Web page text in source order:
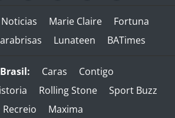
Noticias Marie Claire
Fortuna
Lunateen BATimes
Caras
Contigo
Rolling Stone
Sport Buzz
Recreio
Maxima